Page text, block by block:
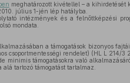
meghatározott kivétellel – a kihirdetését
július 1-jén lép hatályba.
intézmények és a felnőttképzési
mondata.
a támogatások bizonyos
csoportmentességi rendelet) (HL L 214/3
minimis támogatásokra való
alá tartozó támogatást tartalmaz.